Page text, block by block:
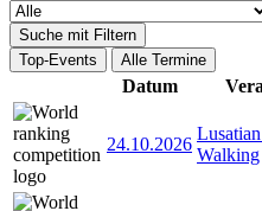
Suche mit Filtern
Top-Events
Alle Termine
Datum
24.10.2026
Walking